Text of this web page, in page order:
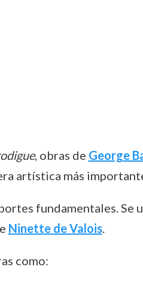
, obras de George
artística más
fundamentales. Se
Ninette de Valois.
como: